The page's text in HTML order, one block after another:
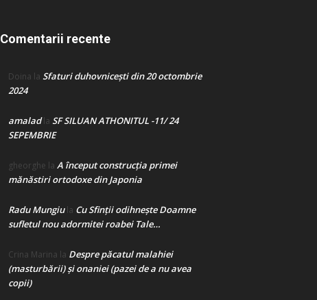
Comentarii recente
Doina la Sfaturi duhovnicești din 20 octombrie
2024
amaladla SF SILUAN ATHONITUL -11/ 24
SEPEMBRIE
gheorghe la A început construcţia primei
mănăstiri ortodoxe din Japonia
Radu Mungiula Cu Sfinții odihnește Doamne
sufletul nou adormitei roabei Tale…
Crina Marina la Despre păcatul malahiei
(masturbării) şi onaniei (pazei de a nu avea
copii)